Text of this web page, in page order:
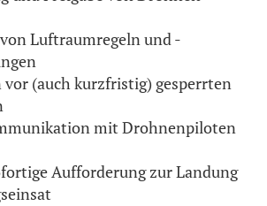
Luftraumregeln und -
vor (auch kurzfristig) gesperrten
mit Drohnenpiloten
Aufforderung zur Landung